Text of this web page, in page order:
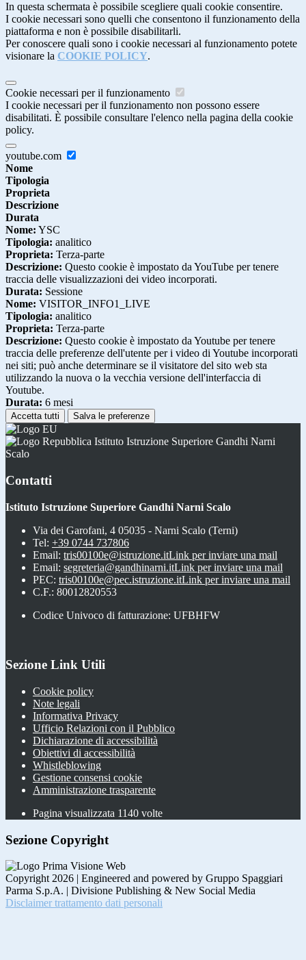
In questa schermata è possibile scegliere quali cookie consentire.
I cookie necessari sono quelli che consentono il funzionamento della
piattaforma e non è possibile disabilitarli.
Per conoscere quali sono i cookie necessari al funzionamento potete
visionare la COOKIE POLICY.
Cookie necessari per il funzionamento
I cookie necessari per il funzionamento non possono essere
disabilitati. È possibile consultare l'elenco nella pagina della cookie
policy.
youtube.com
Nome
Tipologia
Proprieta
Descrizione
Durata
Nome: YSC
Tipologia: analitico
Proprieta: Terza-parte
Descrizione: Questo cookie è impostato da YouTube per tenere
traccia delle visualizzazioni dei video incorporati.
Durata: Sessione
Nome: VISITOR_INFO1_LIVE
Tipologia: analitico
Proprieta: Terza-parte
Descrizione: Questo cookie è impostato da Youtube per tenere
traccia delle preferenze dell'utente per i video di Youtube incorporati
nei siti; può anche determinare se il visitatore del sito web sta
utilizzando la nuova o la vecchia versione dell'interfaccia di
Youtube.
Durata: 6 mesi
Accetta tutti Salva le preferenze
Istituto Istruzione Superiore Gandhi Narni
Scalo
Contatti
Istituto Istruzione Superiore Gandhi Narni Scalo
Via dei Garofani, 4 05035 - Narni Scalo (Terni)
Tel: +39 0744 737806
Email: tris00100e@istruzione.itLink per inviare una mail
Email: segreteria@gandhinarni.itLink per inviare una mail
PEC: tris00100e@pec.istruzione.itLink per inviare una mail
C.F.: 80012820553
Codice Univoco di fatturazione: UFBHFW
Sezione Link Utili
Cookie policy
Note legali
Informativa Privacy
Ufficio Relazioni con il Pubblico
Dichiarazione di accessibilità
Obiettivi di accessibilità
Whistleblowing
Gestione consensi cookie
Amministrazione trasparente
Pagina visualizzata 1140 volte
Sezione Copyright
Copyright 2026 | Engineered and powered by Gruppo Spaggiari
Parma S.p.A. | Divisione Publishing & New Social Media
Disclaimer trattamento dati personali